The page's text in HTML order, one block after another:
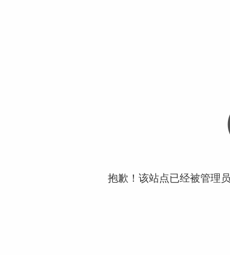
抱歉！该站点已经被管理